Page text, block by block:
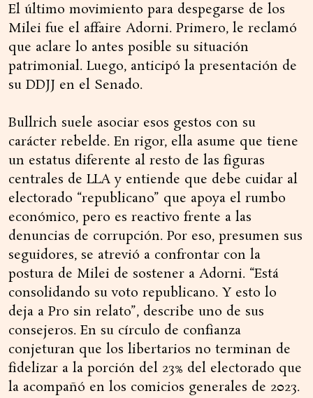
El último movimiento para despegarse de los
Milei fue el affaire Adorni. Primero, le reclamó
que aclare lo antes posible su situación
patrimonial. Luego, anticipó la presentación de
su DDJJ en el Senado.
Bullrich suele asociar esos gestos con su
carácter rebelde. En rigor, ella asume que tiene
un estatus diferente al resto de las figuras
centrales de LLA y entiende que debe cuidar al
electorado “republicano” que apoya el rumbo
económico, pero es reactivo frente a las
denuncias de corrupción. Por eso, presumen sus
seguidores, se atrevió a confrontar con la
postura de Milei de sostener a Adorni. “Está
consolidando su voto republicano. Y esto lo
deja a Pro sin relato”, describe uno de sus
consejeros. En su círculo de confianza
conjeturan que los libertarios no terminan de
fidelizar a la porción del 23% del electorado que
la acompañó en los comicios generales de 2023.